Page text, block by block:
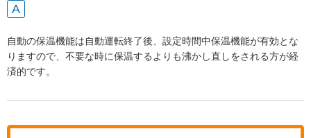
自動の保温機能は自動運転終了後、設定時間中保温機能が有効とな
りますので、不要な時に保温するよりも沸かし直しをされる方が経
済的です。